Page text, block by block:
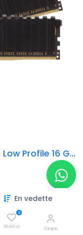
En vedette
0
Wishlist Compte
Corsair Vengeance LPX Series Low Profile 16 Go (2x 8 Go) DDR4 3200 MHz CL16